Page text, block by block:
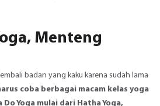
Menteng
badan yang kaku karena sudah lama
coba berbagai macam kelas yoga
Yoga mulai dari Hatha Yoga,